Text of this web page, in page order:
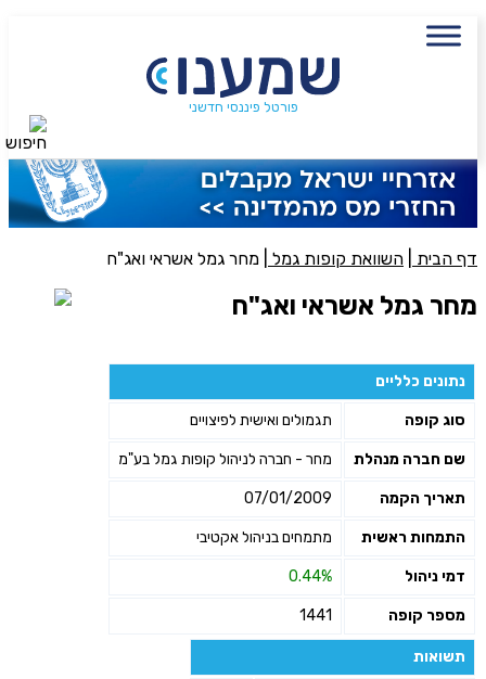
פורטל פיננסי חדשני
דף הבית השוואת קופות גמל מחר גמל אשראי ואג"ח
מחר גמל אשראי ואג"ח
נתונים כלליים
סוג קופה תגמולים ואישית לפיצויים
שם חברה מנהלת מחר - חברה לניהול קופות גמל בע"מ
תאריך הקמה 07/01/2009
התמחות ראשית מתמחים בניהול אקטיבי
דמי ניהול 0.44%
מספר קופה 1441
תשואות
שם מלא
פעולה נדרשת
סכום חיסכון בקרן
אני מאשר את תנאיי השימוש והפרטיות של האתר
מאשר כי פרטיי ישמשו לקבלת פניות והצעות שיווקיות למוצרים
פנסיוניים\ביטוח באמצעות טלפון, מייל או SMS מאיתנו או צד שלישי
חיפוש